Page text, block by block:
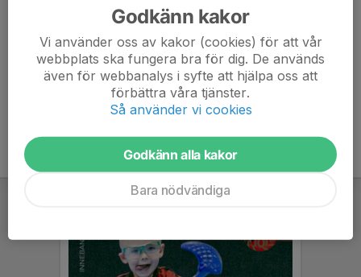
familj står i snitt 1-2 pass per säsong och barn. Detta är ett
mycket trevligt sätt att lära känna barn och ungdomar i klubben.
Cafeteria - Mera info
Info, handbok, schema och kalender
Godkänn kakor
Vi använder oss av kakor (cookies) för att vår
webbplats ska fungera bra för dig. De används
även för webbanalys i syfte att hjälpa oss att
förbättra våra tjänster.
Så använder vi cookies
Godkänn alla kakor
Bara nödvändiga